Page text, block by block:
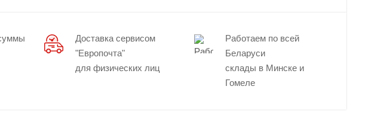
Доставка сервисом
"Европочта"
для физических лиц
Работаем по всей
Беларуси
склады в Минске и
Гомеле